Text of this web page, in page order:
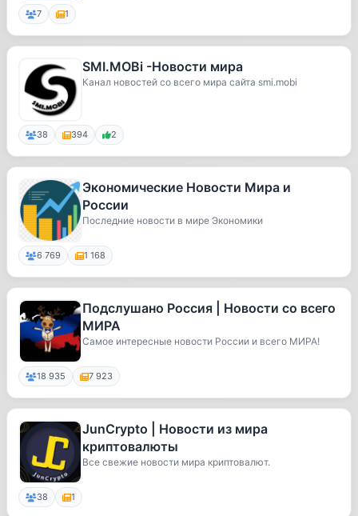
7 1
SMI.MOBi -Новости мира
Канал новостей со всего мира сайта smi.mobi
38 394 2
Экономические Новости Мира и
России
Последние новости в мире Экономики
6 769 1 168
Подслушано Россия | Новости со всего
МИРА
Cамое интересные новости России и всего МИРА!
18 935 7 923
JunCrypto | Новости из мира
криптовалюты
Все свежие новости мира криптовалют.
38 1